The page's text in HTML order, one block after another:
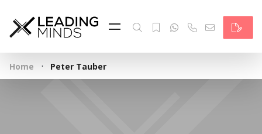
Feed & News
Reading Minds
Themen
Home · Peter Tauber